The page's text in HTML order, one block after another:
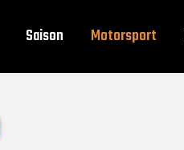
Saison Motorsport